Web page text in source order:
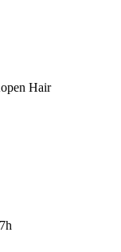
Hair